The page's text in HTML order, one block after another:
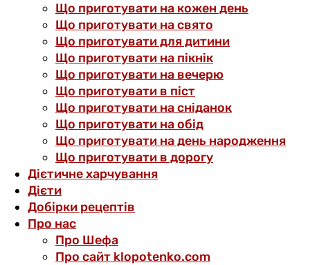
Що приготувати на кожен день
Що приготувати на свято
Що приготувати для дитини
Що приготувати на пікнік
Що приготувати на вечерю
Що приготувати в піст
Що приготувати на сніданок
Що приготувати на обід
Що приготувати на день народження
Що приготувати в дорогу
Дієтичне харчування
Дієти
Добірки рецептів
Про нас
Про Шефа
Про сайт klopotenko.com